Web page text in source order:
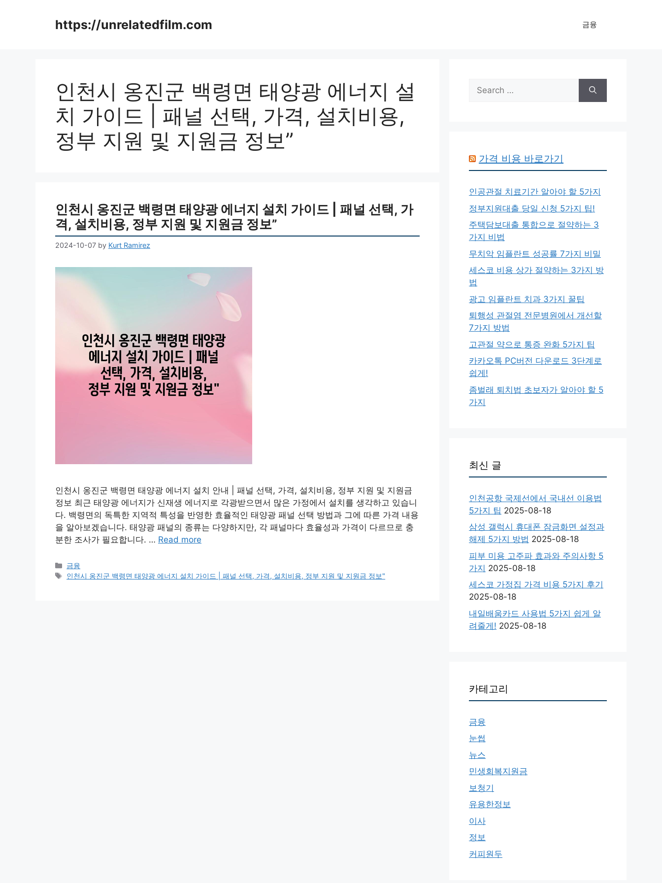
https://unrelatedfilm.com 금융
인천시 옹진군 백령면 태양광 에너지 설
치 가이드 | 패널 선택, 가격, 설치비용,
정부 지원 및 지원금 정보”
인천시 옹진군 백령면 태양광 에너지 설치 가이드 | 패널 선택, 가
격, 설치비용, 정부 지원 및 지원금 정보”
2024-10-07 by Kurt Ramirez
인천시 옹진군 백령면 태양광 에너지 설치 안내 | 패널 선택, 가격, 설치비용, 정부 지원 및 지원금
정보 최근 태양광 에너지가 신재생 에너지로 각광받으면서 많은 가정에서 설치를 생각하고 있습니
다. 백령면의 독특한 지역적 특성을 반영한 효율적인 태양광 패널 선택 방법과 그에 따른 가격 내용
을 알아보겠습니다. 태양광 패널의 종류는 다양하지만, 각 패널마다 효율성과 가격이 다르므로 충
분한 조사가 필요합니다. … Read more
Categories
금융
Tags
인천시 옹진군 백령면 태양광 에너지 설치 가이드 | 패널 선택, 가격, 설치비용, 정부 지원 및 지원금 정보"
Search
for:
가격 비용 바로가기
인공관절 치료기간 알아야 할 5가지
정부지원대출 당일 신청 5가지 팁!
주택담보대출 통합으로 절약하는 3
가지 비법
무치악 임플란트 성공률 7가지 비밀
세스코 비용 상가 절약하는 3가지 방
법
광고 임플란트 치과 3가지 꿀팁
퇴행성 관절염 전문병원에서 개선할
7가지 방법
고관절 약으로 통증 완화 5가지 팁
카카오톡 PC버전 다운로드 3단계로
쉽게!
좀벌래 퇴치법 초보자가 알아야 할 5
가지
최신 글
인천공항 국제선에서 국내선 이용법
5가지 팁 2025-08-18
삼성 갤럭시 휴대폰 잠금화면 설정과
해제 5가지 방법 2025-08-18
피부 미용 고주파 효과와 주의사항 5
가지 2025-08-18
세스코 가정집 가격 비용 5가지 후기
2025-08-18
내일배움카드 사용법 5가지 쉽게 알
려줄게! 2025-08-18
카테고리
금융
눈썹
뉴스
민생회복지원금
보청기
유용한정보
이사
정보
커피원두